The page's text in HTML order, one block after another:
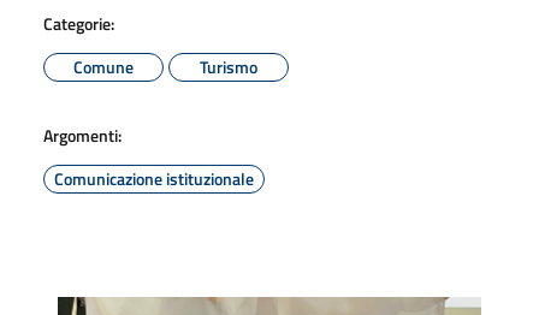
Categorie:
Comune
Turismo
Argomenti:
Comunicazione istituzionale